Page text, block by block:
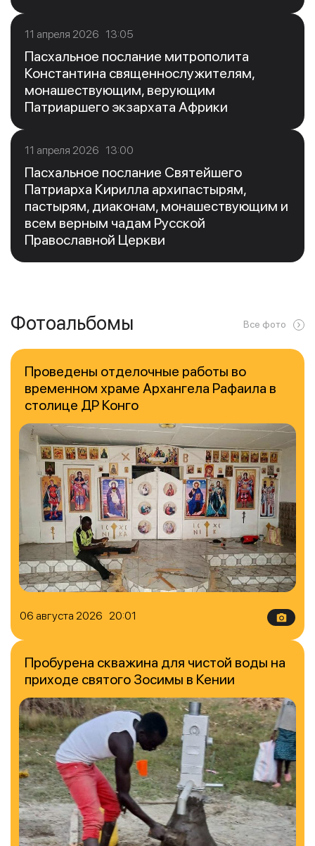
11 апреля 2026 13:05
Пасхальное послание митрополита
Константина священнослужителям,
монашествующим, верующим
Патриаршего экзархата Африки
11 апреля 2026 13:00
Пасхальное послание Святейшего
Патриарха Кирилла архипастырям,
пастырям, диаконам, монашествующим и
всем верным чадам Русской
Православной Церкви
Фотоальбомы Все фото
06 августа 2026 20:01
Проведены отделочные работы во
временном храме Архангела Рафаила в
столице ДР Конго
Пробурена скважина для чистой воды на
приходе святого Зосимы в Кении